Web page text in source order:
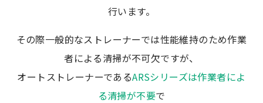
行います。
その際一般的なストレーナーでは性能維持のため作業
者による清掃が不可欠ですが、
オートストレーナーであるARSシリーズは作業者によ
る清掃が不要で